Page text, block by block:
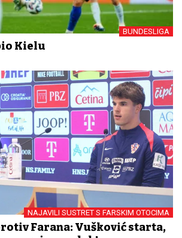
BUNDESLIGA
Kielu
NAJAVILI SUSTRET S FARSKIM OTOCIMA
Farana: Vušković starta,